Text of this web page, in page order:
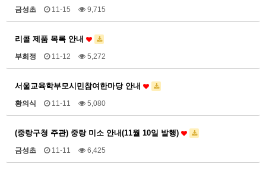
금성초 11-15 9,715
리콜 제품 목록 안내
부희정 11-12 5,272
서울교육학부모시민참여한마당 안내
황의식 11-11 5,080
(중랑구청 주관) 중랑 미소 안내(11월 10일 발행)
금성초 11-11 6,425